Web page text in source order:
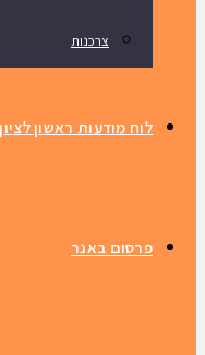
צרכנות
לוח מודעות ראשון לציון
פרסום באנר